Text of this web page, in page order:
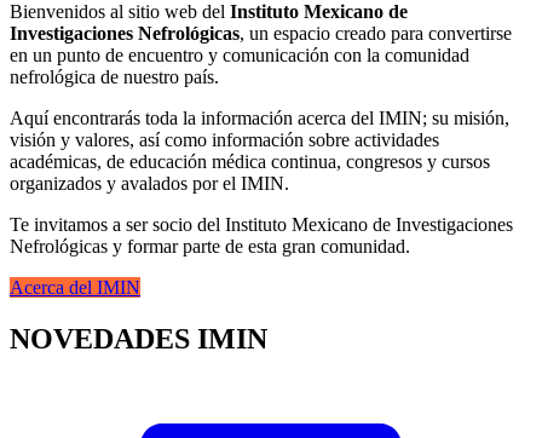
Bienvenidos al sitio web del Instituto Mexicano de
Investigaciones Nefrológicas, un espacio creado para convertirse
en un punto de encuentro y comunicación con la comunidad
nefrológica de nuestro país.
Aquí encontrarás toda la información acerca del IMIN; su misión,
visión y valores, así como información sobre actividades
académicas, de educación médica continua, congresos y cursos
organizados y avalados por el IMIN.
Te invitamos a ser socio del Instituto Mexicano de Investigaciones
Nefrológicas y formar parte de esta gran comunidad.
Acerca del IMIN
NOVEDADES IMIN